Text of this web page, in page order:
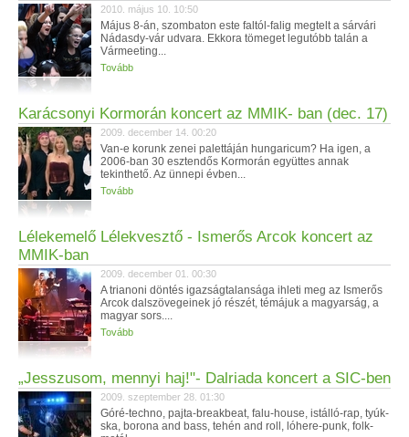
2010. május 10. 10:50
Május 8-án, szombaton este faltól-falig megtelt a sárvári
Nádasdy-vár udvara. Ekkora tömeget legutóbb talán a
Vármeeting...
Tovább
Karácsonyi Kormorán koncert az MMIK- ban (dec. 17)
2009. december 14. 00:20
Van-e korunk zenei palettáján hungaricum? Ha igen, a
2006-ban 30 esztendős Kormorán együttes annak
tekinthető. Az ünnepi évben...
Tovább
Lélekemelő Lélekvesztő - Ismerős Arcok koncert az
MMIK-ban
2009. december 01. 00:30
A trianoni döntés igazságtalansága ihleti meg az Ismerős
Arcok dalszövegeinek jó részét, témájuk a magyarság, a
magyar sors....
Tovább
„Jesszusom, mennyi haj!"- Dalriada koncert a SIC-ben
2009. szeptember 28. 01:30
Góré-techno, pajta-breakbeat, falu-house, istálló-rap, tyúk-
ska, borona and bass, tehén and roll, lóhere-punk, folk-